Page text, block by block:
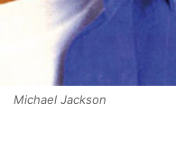
Michael Jackson